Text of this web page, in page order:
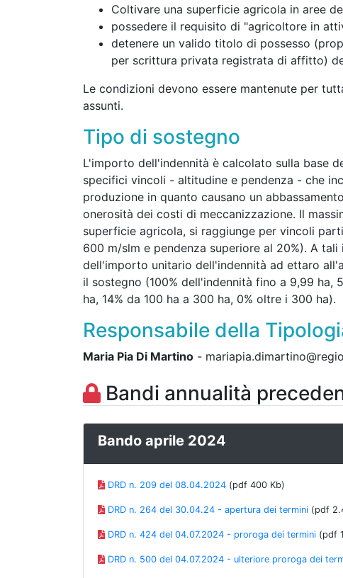
Coltivare una superficie agricola in aree
possedere il requisito di "agricoltore in
detenere un valido titolo di possesso
per scrittura privata registrata di affitto)
Le condizioni devono essere mantenute per
assunti.
Tipo di sostegno
L'importo dell'indennità è calcolato sulla base
specifici vincoli - altitudine e pendenza - che
produzione in quanto causano un
onerosità dei costi di meccanizzazione. Il
superficie agricola, si raggiunge per vincoli
600 m/slm e pendenza superiore al 20%). A
dell'importo unitario dell'indennità ad ettaro
il sostegno (100% dell'indennità fino a 9,99 ha,
ha, 14% da 100 ha a 300 ha, 0% oltre i 300 ha).
Responsabile della
Maria Pia Di Martino -
Bandi annualità
Bando aprile 2024
DRD n. 209 del 08.04.2024(pdf 400 Kb)
DRD n. 264 del 30.04.24 - apertura dei termini(pdf
DRD n. 424 del 04.07.2024 - proroga dei termini(pdf
DRD n. 500 del 04.07.2024 - ulteriore proroga dei